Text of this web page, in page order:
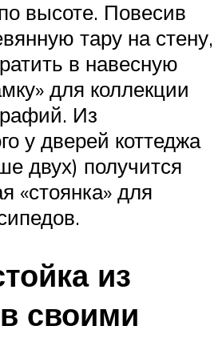
высоте. Повесив
тару на стену,
в навесную
для коллекции
Из
у дверей коттеджа
двух) получится
«стоянка» для
из
своими